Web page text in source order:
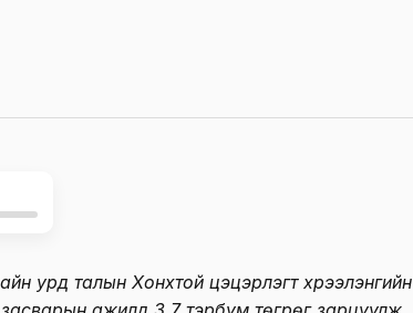
урд талын Хонхтой цэцэрлэгт хүрээлэнгийн